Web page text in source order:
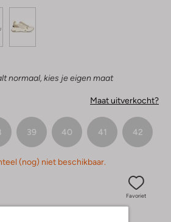
normaal, kies je eigen maat
Maat uitverkocht?
39 40 41 42
(nog) niet beschikbaar.
Favoriet
onze 37 boutiques